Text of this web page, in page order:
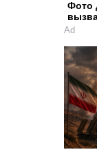
Фото
Ad